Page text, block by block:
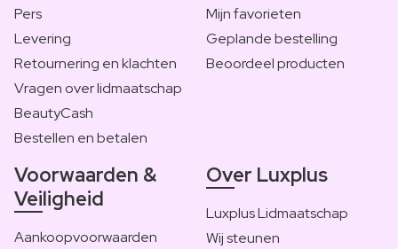
Pers
Levering
Retournering en klachten
Vragen over lidmaatschap
BeautyCash
Bestellen en betalen
Mijn favorieten
Geplande bestelling
Beoordeel producten
Voorwaarden &
Veiligheid
Aankoopvoorwaarden
Over Luxplus
Luxplus Lidmaatschap
Wij steunen